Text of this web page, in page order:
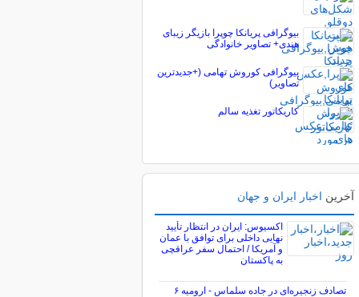
بیوگرافی پریانکا چوپرا بازیگر زیبای
هندی+ تصاویر خانوادگی
بیوگرافی کوروش تهامی (+جدیدترین
تصاویر)
کاریکاتور تغذیه سالم
آخرین اخبار ایران و جهان
اکسیوس: ایران در انتظار تأیید
نهایی داخلی برای توافق با عمان
و آمریکا / احتمال سفر عراقچی
به پاکستان
تصادف زنجیره‌ای در جاده سلماس - ارومیه ۶